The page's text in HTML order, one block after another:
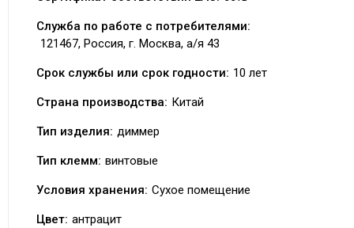
Служба по работе с потребителями:
121467, Россия, г. Москва, а/я 43
Срок службы или срок годности: 10 лет
Страна производства: Китай
Тип изделия: диммер
Тип клемм: винтовые
Условия хранения: Сухое помещение
Цвет: антрацит